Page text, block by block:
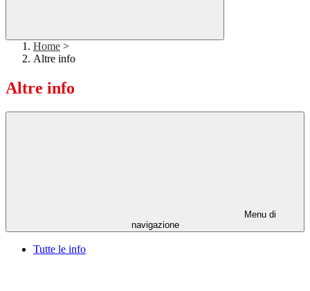
Home >
Altre info
Altre info
Menu di
navigazione
Tutte le info